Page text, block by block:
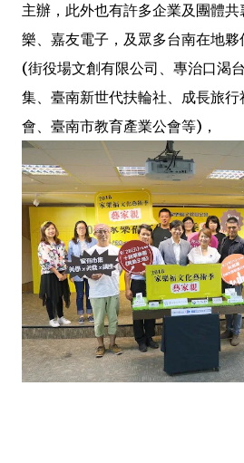
主辦，此外也有許多企業及團體
樂、嘉友電子，及眾多台南在地
(街役場文創有限公司、專治口渴
集、臺南新世代扶輪社、成長旅
會、臺南市教育產業公會等)，